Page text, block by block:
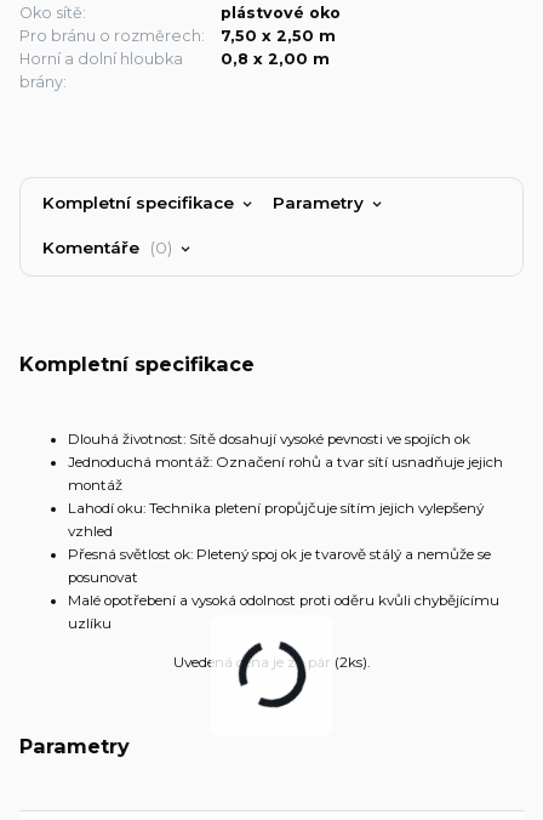
Oko sítě:
plástvové oko
Pro bránu o rozměrech:
7,50 x 2,50 m
Horní a dolní hloubka
brány:
0,8 x 2,00 m
Kompletní specifikace Parametry
Komentáře 0
Kompletní specifikace
Dlouhá životnost: Sítě dosahují vysoké pevnosti ve spojích ok
Jednoduchá montáž: Označení rohů a tvar sítí usnadňuje jejich
montáž
Lahodí oku: Technika pletení propůjčuje sítím jejich vylepšený
vzhled
Přesná světlost ok: Pletený spoj ok je tvarově stálý a nemůže se
posunovat
Malé opotřebení a vysoká odolnost proti oděru kvůli chybějícímu
uzlíku
Uvedená cena je za pár (2ks).
Parametry